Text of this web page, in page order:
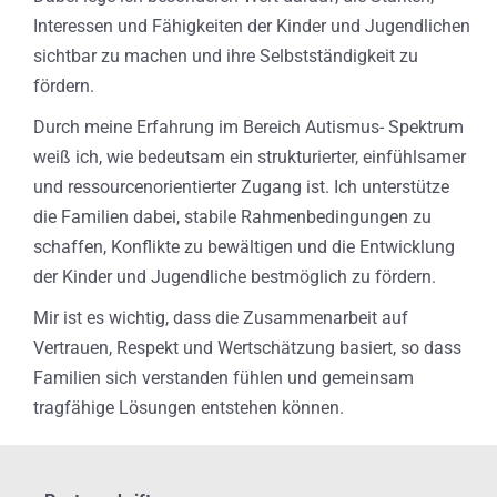
Interessen und Fähigkeiten der Kinder und Jugendlichen
sichtbar zu machen und ihre Selbstständigkeit zu
fördern.
Durch meine Erfahrung im Bereich Autismus- Spektrum
weiß ich, wie bedeutsam ein strukturierter, einfühlsamer
und ressourcenorientierter Zugang ist. Ich unterstütze
die Familien dabei, stabile Rahmenbedingungen zu
schaffen, Konflikte zu bewältigen und die Entwicklung
der Kinder und Jugendliche bestmöglich zu fördern.
Mir ist es wichtig, dass die Zusammenarbeit auf
Vertrauen, Respekt und Wertschätzung basiert, so dass
Familien sich verstanden fühlen und gemeinsam
tragfähige Lösungen entstehen können.